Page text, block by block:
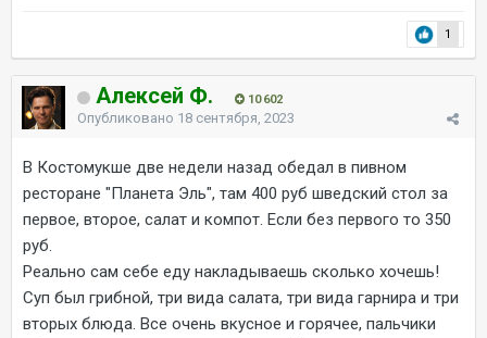
1
Алексей Ф. 10 602
Опубликовано 18 сентября, 2023
В Костомукше две недели назад обедал в пивном
ресторане "Планета Эль", там 400 руб шведский стол за
первое, второе, салат и компот. Если без первого то 350
руб.
Реально сам себе еду накладываешь сколько хочешь!
Суп был грибной, три вида салата, три вида гарнира и три
вторых блюда. Все очень вкусное и горячее, пальчики